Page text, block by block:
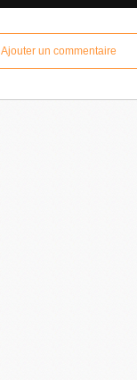
Ajouter un commentaire